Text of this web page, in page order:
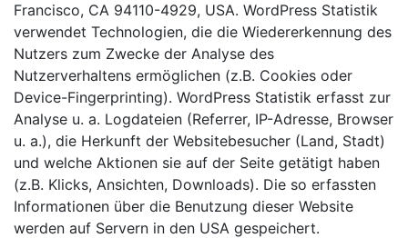
Francisco, CA 94110-4929, USA. WordPress Statistik
verwendet Technologien, die die Wiedererkennung des
Nutzers zum Zwecke der Analyse des
Nutzerverhaltens ermöglichen (z.B. Cookies oder
Device-Fingerprinting). WordPress Statistik erfasst zur
Analyse u. a. Logdateien (Referrer, IP-Adresse, Browser
u. a.), die Herkunft der Websitebesucher (Land, Stadt)
und welche Aktionen sie auf der Seite getätigt haben
(z.B. Klicks, Ansichten, Downloads). Die so erfassten
Informationen über die Benutzung dieser Website
werden auf Servern in den USA gespeichert.